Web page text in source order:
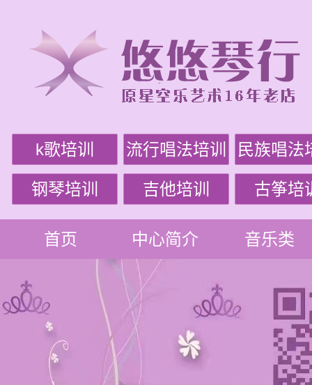
k歌培训 流行唱法培训 民族唱法
钢琴培训 吉他培训 古筝培
首页 中心简介 音乐类